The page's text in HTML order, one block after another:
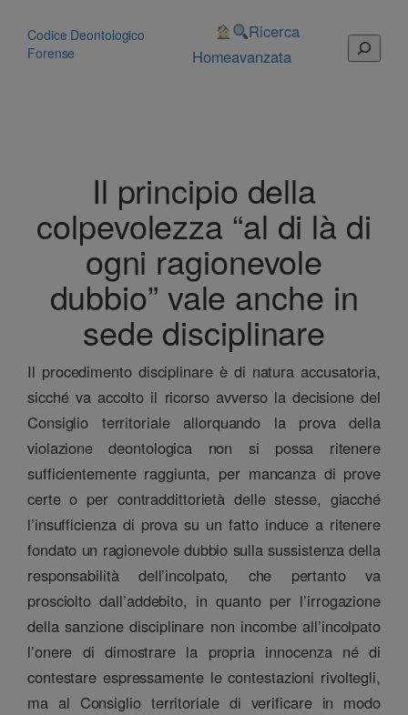
contenuto
Codice Deontologico
Forense
Home
Ricerca
avanzata
Cerca
Il principio della
colpevolezza “al di là di
ogni ragionevole
dubbio” vale anche in
sede disciplinare
Il procedimento disciplinare è di natura accusatoria,
sicché va accolto il ricorso avverso la decisione del
Consiglio territoriale allorquando la prova della
violazione deontologica non si possa ritenere
sufficientemente raggiunta, per mancanza di prove
certe o per contraddittorietà delle stesse, giacché
l’insufficienza di prova su un fatto induce a ritenere
fondato un ragionevole dubbio sulla sussistenza della
responsabilità dell’incolpato, che pertanto va
prosciolto dall’addebito, in quanto per l’irrogazione
della sanzione disciplinare non incombe all’incolpato
l’onere di dimostrare la propria innocenza né di
contestare espressamente le contestazioni rivoltegli,
ma al Consiglio territoriale di verificare in modo